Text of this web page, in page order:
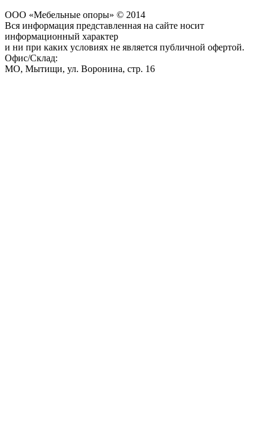
ООО «Мебельные опоры» © 2014
Вся информация представленная на сайте носит
информационный характер
и ни при каких условиях не является публичной офертой.
Офис/Склад:
МО, Мытищи, ул. Воронина, стр. 16